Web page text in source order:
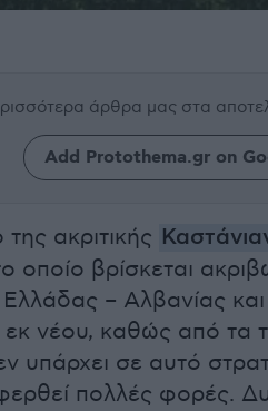
άρθρα μας στα
Add Protothema.gr on
ακριτικής
οποίο βρίσκεται
– Αλβανίας
νέου, καθώς από τα
υπάρχει σε αυτό
πολλές φορές.